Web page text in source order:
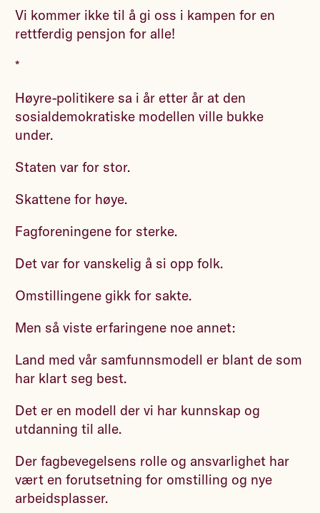
Vi kommer ikke til å gi oss i kampen for en
rettferdig pensjon for alle!
*
Høyre-politikere sa i år etter år at den
sosialdemokratiske modellen ville bukke
under.
Staten var for stor.
Skattene for høye.
Fagforeningene for sterke.
Det var for vanskelig å si opp folk.
Omstillingene gikk for sakte.
Men så viste erfaringene noe annet:
Land med vår samfunnsmodell er blant de som
har klart seg best.
Det er en modell der vi har kunnskap og
utdanning til alle.
Der fagbevegelsens rolle og ansvarlighet har
vært en forutsetning for omstilling og nye
arbeidsplasser.